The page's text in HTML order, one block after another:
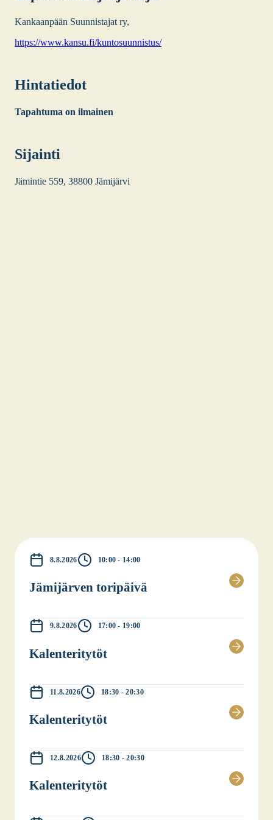
Kan­kaan­pään Suun­nis­ta­jat ry,
https://www.kansu.fi/kuntosuunnistus/
Hin­ta­tie­dot
Tapah­tu­ma on ilmai­nen
Sijain­ti
Jämin­tie 559, 38800 Jämi­jär­vi
8.8.2026 10:00 - 14:00
Jämi­jär­ven tori­päi­vä
9.8.2026 17:00 - 19:00
Kalen­te­ri­ty­töt
11.8.2026 18:30 - 20:30
Kalen­te­ri­ty­töt
12.8.2026 18:30 - 20:30
Kalen­te­ri­ty­töt